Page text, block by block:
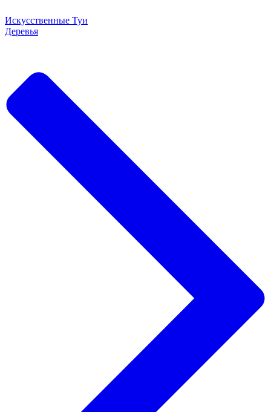
Искусственные Туи
Деревья